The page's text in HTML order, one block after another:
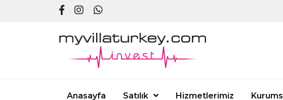
Anasayfa Satılık Hizmetlerimiz